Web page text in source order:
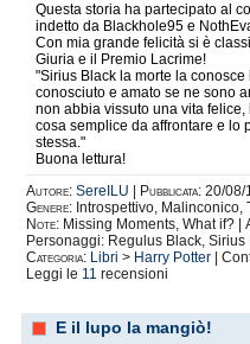
Questa storia ha partecipato al
indetto da Blackhole95 e
Con mia grande felicità si è
Giuria e il Premio Lacrime!
"Sirius Black la morte la
conosciuto e amato se ne sono
non abbia vissuto una vita
cosa semplice da affrontare e lo
stessa."
Buona lettura!
Autore: SereILU Pubblicata: 20/08/
Genere: Introspettivo, Malinconico,
Note: Missing Moments, What if? |
Personaggi: Regulus Black, Sirius
Categoria: Libri > Harry Potter |
Leggi le 11 recensioni
E il lupo la mangiò!